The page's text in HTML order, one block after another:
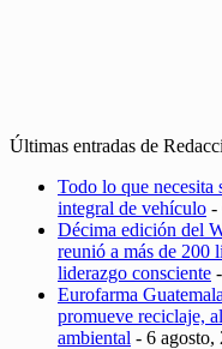
Últimas entradas de
Todo lo que necesita
integral de vehículo -
Décima edición del
reunió a más de 200
liderazgo consciente
Eurofarma
promueve reciclaje,
ambiental - 6 agosto,